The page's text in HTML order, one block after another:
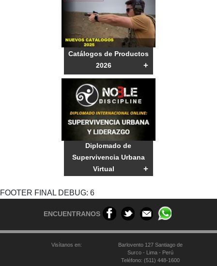
Catálogos de Productos
2026
+
Diplomado de
Supervivencia Urbana
Virtual
+
FOOTER FINAL DEBUG: 6
ENCUENTRANOS
Visítanos en:
Barlovento 127 Santiago de
Surco - Lima - Perú
Teléfono: (511) 448-1600